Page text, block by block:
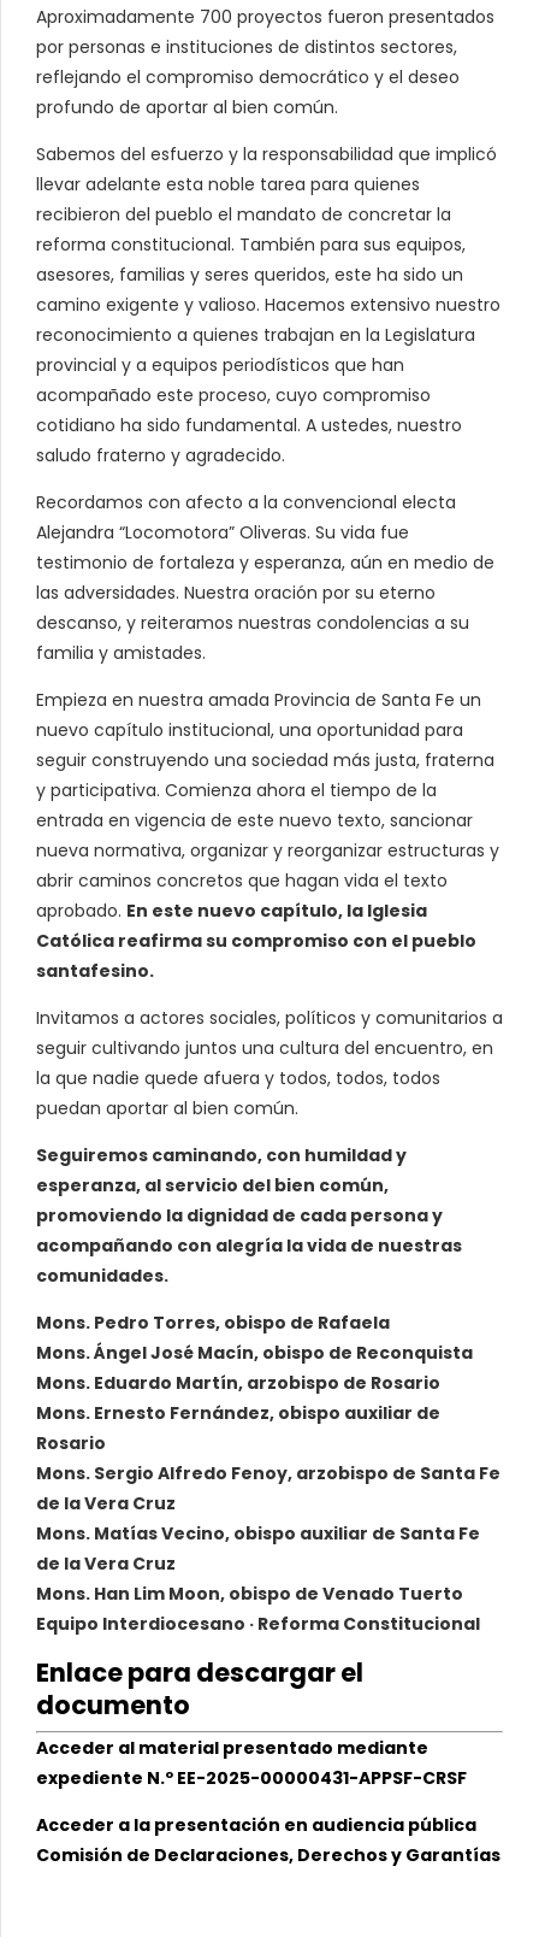
Aproximadamente 700 proyectos fueron presentados
por personas e instituciones de distintos sectores,
reflejando el compromiso democrático y el deseo
profundo de aportar al bien común.
Sabemos del esfuerzo y la responsabilidad que implicó
llevar adelante esta noble tarea para quienes
recibieron del pueblo el mandato de concretar la
reforma constitucional. También para sus equipos,
asesores, familias y seres queridos, este ha sido un
camino exigente y valioso. Hacemos extensivo nuestro
reconocimiento a quienes trabajan en la Legislatura
provincial y a equipos periodísticos que han
acompañado este proceso, cuyo compromiso
cotidiano ha sido fundamental. A ustedes, nuestro
saludo fraterno y agradecido.
Recordamos con afecto a la convencional electa
Alejandra “Locomotora” Oliveras. Su vida fue
testimonio de fortaleza y esperanza, aún en medio de
las adversidades. Nuestra oración por su eterno
descanso, y reiteramos nuestras condolencias a su
familia y amistades.
Empieza en nuestra amada Provincia de Santa Fe un
nuevo capítulo institucional, una oportunidad para
seguir construyendo una sociedad más justa, fraterna
y participativa. Comienza ahora el tiempo de la
entrada en vigencia de este nuevo texto, sancionar
nueva normativa, organizar y reorganizar estructuras y
abrir caminos concretos que hagan vida el texto
aprobado. En este nuevo capítulo, la Iglesia
Católica reafirma su compromiso con el pueblo
santafesino.
Invitamos a actores sociales, políticos y comunitarios a
seguir cultivando juntos una cultura del encuentro, en
la que nadie quede afuera y todos, todos, todos
puedan aportar al bien común.
Seguiremos caminando, con humildad y
esperanza, al servicio del bien común,
promoviendo la dignidad de cada persona y
acompañando con alegría la vida de nuestras
comunidades.
Mons. Pedro Torres, obispo de Rafaela
Mons. Ángel José Macín, obispo de Reconquista
Mons. Eduardo Martín, arzobispo de Rosario
Mons. Ernesto Fernández, obispo auxiliar de
Rosario
Mons. Sergio Alfredo Fenoy, arzobispo de Santa Fe
de la Vera Cruz
Mons. Matías Vecino, obispo auxiliar de Santa Fe
de la Vera Cruz
Mons. Han Lim Moon, obispo de Venado Tuerto
Equipo Interdiocesano · Reforma Constitucional
Enlace para descargar el
documento
Acceder al material presentado mediante
expediente N.º EE-2025-00000431-APPSF-CRSF
Acceder a la presentación en audiencia pública
Comisión de Declaraciones, Derechos y Garantías